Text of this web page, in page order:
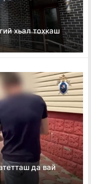
хьал тохкаш
да вай